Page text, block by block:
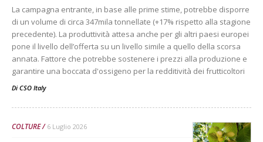
La campagna entrante, in base alle prime stime, potrebbe disporre
di un volume di circa 347mila tonnellate (+17% rispetto alla stagione
precedente). La produttività attesa anche per gli altri paesi europei
pone il livello dell’offerta su un livello simile a quello della scorsa
annata. Fattore che potrebbe sostenere i prezzi alla produzione e
garantire una boccata d'ossigeno per la redditività dei frutticoltori
Di CSO Italy
COLTURE 6 Luglio 2026